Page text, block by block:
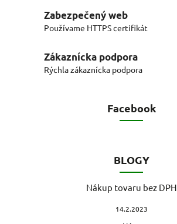
Zabezpečený web
Používame HTTPS certifikát
Zákaznícka podpora
Rýchla zákaznícka podpora
Facebook
BLOGY
Nákup tovaru bez DPH
14.2.2023